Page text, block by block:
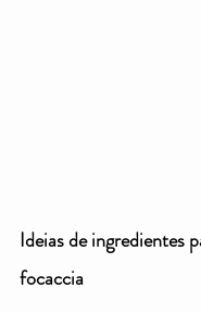
Ideias de ingredientes
focaccia